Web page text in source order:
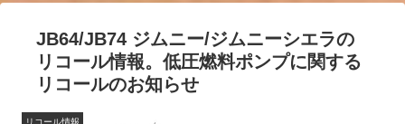
JB64/JB74 ジムニー/ジムニーシエラの
リコール情報。低圧燃料ポンプに関する
リコールのお知らせ